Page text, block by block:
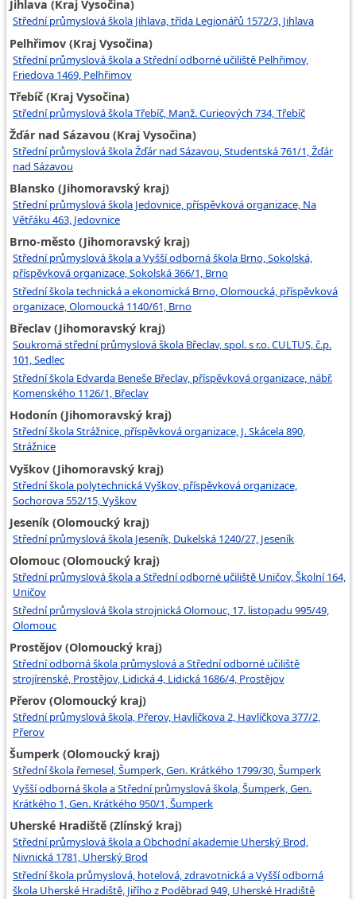
Jihlava (Kraj Vysočina)
Střední průmyslová škola Jihlava, třída Legionářů 1572/3, Jihlava
Pelhřimov (Kraj Vysočina)
Střední průmyslová škola a Střední odborné učiliště Pelhřimov,
Friedova 1469, Pelhřimov
Třebíč (Kraj Vysočina)
Střední průmyslová škola Třebíč, Manž. Curieových 734, Třebíč
Žďár nad Sázavou (Kraj Vysočina)
Střední průmyslová škola Žďár nad Sázavou, Studentská 761/1, Žďár
nad Sázavou
Blansko (Jihomoravský kraj)
Střední průmyslová škola Jedovnice, příspěvková organizace, Na
Větřáku 463, Jedovnice
Brno-město (Jihomoravský kraj)
Střední průmyslová škola a Vyšší odborná škola Brno, Sokolská,
příspěvková organizace, Sokolská 366/1, Brno
Střední škola technická a ekonomická Brno, Olomoucká, příspěvková
organizace, Olomoucká 1140/61, Brno
Břeclav (Jihomoravský kraj)
Soukromá střední průmyslová škola Břeclav, spol. s r.o. CULTUS, č.p.
101, Sedlec
Střední škola Edvarda Beneše Břeclav, příspěvková organizace, nábř.
Komenského 1126/1, Břeclav
Hodonín (Jihomoravský kraj)
Střední škola Strážnice, příspěvková organizace, J. Skácela 890,
Strážnice
Vyškov (Jihomoravský kraj)
Střední škola polytechnická Vyškov, příspěvková organizace,
Sochorova 552/15, Vyškov
Jeseník (Olomoucký kraj)
Střední průmyslová škola Jeseník, Dukelská 1240/27, Jeseník
Olomouc (Olomoucký kraj)
Střední průmyslová škola a Střední odborné učiliště Uničov, Školní 164,
Uničov
Střední průmyslová škola strojnická Olomouc, 17. listopadu 995/49,
Olomouc
Prostějov (Olomoucký kraj)
Střední odborná škola průmyslová a Střední odborné učiliště
strojírenské, Prostějov, Lidická 4, Lidická 1686/4, Prostějov
Přerov (Olomoucký kraj)
Střední průmyslová škola, Přerov, Havlíčkova 2, Havlíčkova 377/2,
Přerov
Šumperk (Olomoucký kraj)
Střední škola řemesel, Šumperk, Gen. Krátkého 1799/30, Šumperk
Vyšší odborná škola a Střední průmyslová škola, Šumperk, Gen.
Krátkého 1, Gen. Krátkého 950/1, Šumperk
Uherské Hradiště (Zlínský kraj)
Střední průmyslová škola a Obchodní akademie Uherský Brod,
Nivnická 1781, Uherský Brod
Střední škola průmyslová, hotelová, zdravotnická a Vyšší odborná
škola Uherské Hradiště, Jiřího z Poděbrad 949, Uherské Hradiště